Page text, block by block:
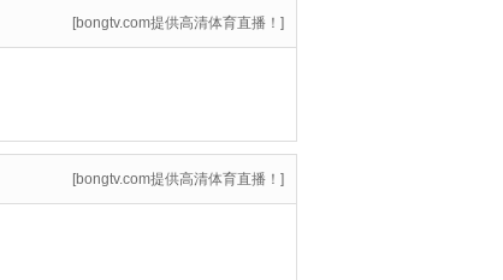
[bongtv.com提供高清体育直播！]
[bongtv.com提供高清体育直播！]